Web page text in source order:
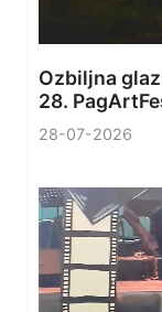
Ozbiljna
28.
28-07-2026